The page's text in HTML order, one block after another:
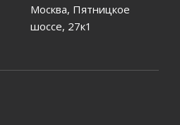
Москва, Пятницкое
шоссе, 27к1